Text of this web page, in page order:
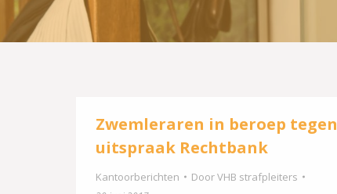
Zwemleraren in beroep tegen
uitspraak Rechtbank
Kantoorberichten DoorVHB strafpleiters